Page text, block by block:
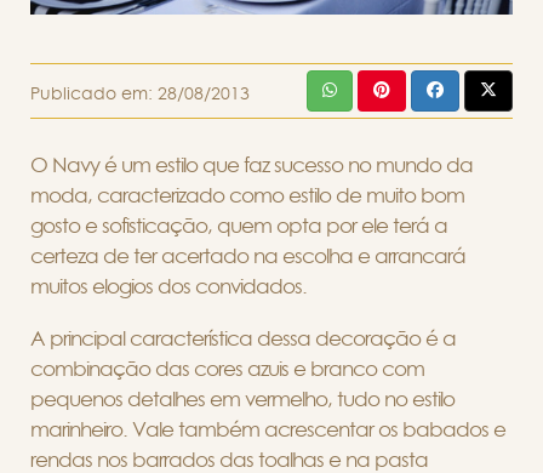
Publicado em: 28/08/2013
O Navy é um estilo que faz sucesso no mundo da
moda, caracterizado como estilo de muito bom
gosto e sofisticação, quem opta por ele terá a
certeza de ter acertado na escolha e arrancará
muitos elogios dos convidados.
A principal característica dessa decoração é a
combinação das cores azuis e branco com
pequenos detalhes em vermelho, tudo no estilo
marinheiro. Vale também acrescentar os babados e
rendas nos barrados das toalhas e na pasta